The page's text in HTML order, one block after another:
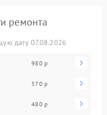
ремонта
дату 07.08.2026
980 р
570 р
480 р